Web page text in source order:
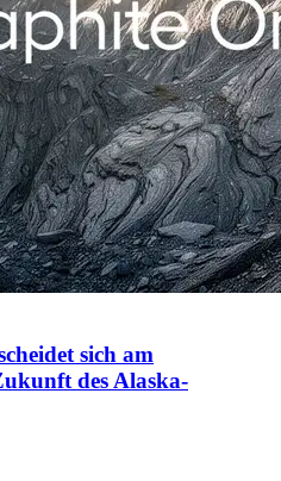
sich am
des Alaska-